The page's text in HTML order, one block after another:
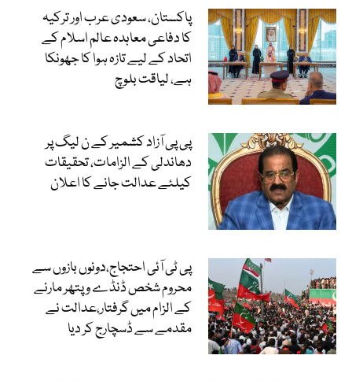
پاکستان، سعودی عرب اور ترکیہ
کا دفاعی معاہدہ عالم اسلام کے
اتحاد کے لیے تازہ ہوا کا جھونکا
ہے، لیاقت بلوچ
پی پی آزاد کشمیر کے ن لیگ پر
دھاندلی کے الزامات، تحقیقات
کیلئے عدالت جانے کا اعلان
پی ٹی آئی احتجاج،دونوں بازوں سے
محروم شخص ڈنڈے و پتھر مارنے
کے الزام میں گرفتار،عدالت نے
مقدمے سے ڈسچارج کر دیا